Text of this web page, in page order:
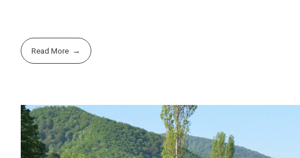
Read More